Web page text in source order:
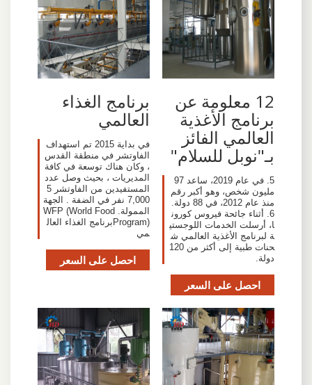
12 معلومة عن
برنامج الأغذية
العالمي الفائز
بـ"نوبل للسلام"
5. في عام 2019، ساعد 97
مليون شخص، وهو أكبر رقم
منذ عام 2012، في 88 دولة.
6. أثناء جائحة فيروس كورون
ا، أرسلت الخدمات اللوجستي
ة لبرنامج الأغذية العالمي ش
حنات طبية إلى أكثر من 120
دولة.
احصل على السعر
برنامج الغذاء
العالمي
في بداية 2015 تم استهداف
الفاوتشر في منطقة القدس
، وكان هناك توسعة في كافة
المديريات ، بحيث وصل عدد
المستفيدين من الفاوتشر 5
7,000 نفر في الضفة . الجهة
الممولة. WFP (World Food
Program)برنامج الغذاء العال
مي
احصل على السعر